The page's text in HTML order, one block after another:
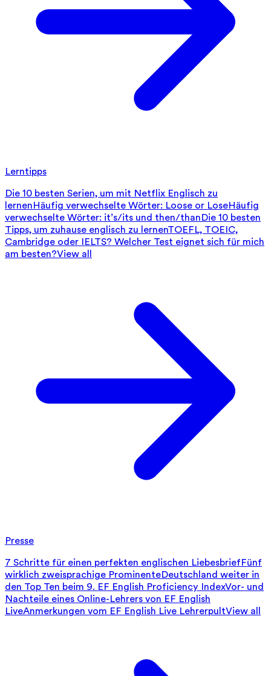
Lerntipps
Die 10 besten Serien, um mit Netflix Englisch zu
lernenHäufig verwechselte Wörter: Loose or LoseHäufig
verwechselte Wörter: it’s/its und then/thanDie 10 besten
Tipps, um zuhause englisch zu lernenTOEFL, TOEIC,
Cambridge oder IELTS? Welcher Test eignet sich für mich
am besten?View all
Presse
7 Schritte für einen perfekten englischen LiebesbriefFünf
wirklich zweisprachige ProminenteDeutschland weiter in
den Top Ten beim 9. EF English Proficiency IndexVor- und
Nachteile eines Online-Lehrers von EF English
LiveAnmerkungen vom EF English Live LehrerpultView all